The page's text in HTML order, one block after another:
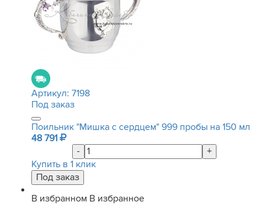
Артикул: 7198
Под заказ
Поильник "Мишка с сердцем" 999 пробы на 150 мл
48 791
-
+
Купить в 1 клик
В избранном В избранное